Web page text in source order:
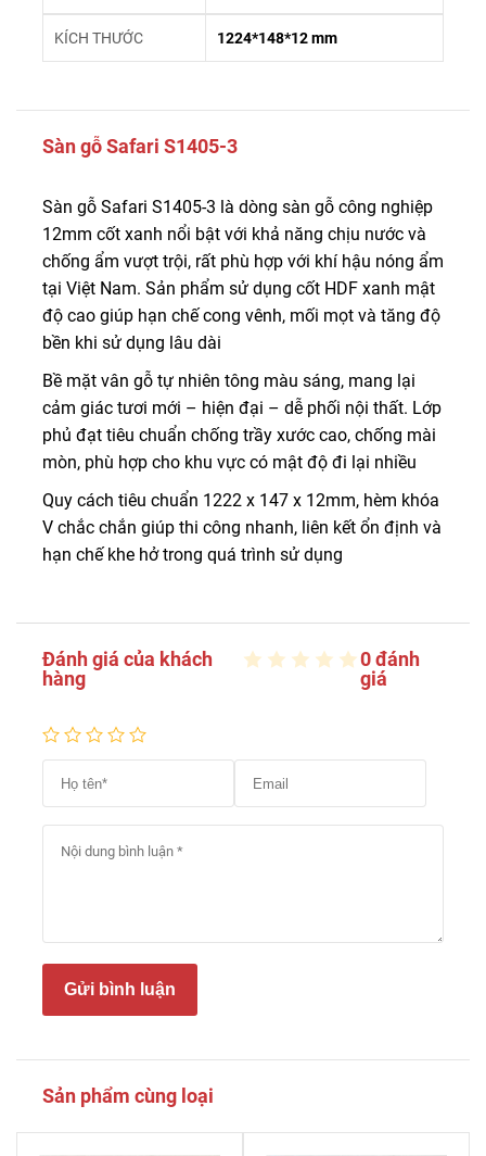
KÍCH THƯỚC 1224*148*12 mm
Sàn gỗ Safari S1405-3
Sàn gỗ Safari S1405-3 là dòng sàn gỗ công nghiệp
12mm cốt xanh nổi bật với khả năng chịu nước và
chống ẩm vượt trội, rất phù hợp với khí hậu nóng ẩm
tại Việt Nam. Sản phẩm sử dụng cốt HDF xanh mật
độ cao giúp hạn chế cong vênh, mối mọt và tăng độ
bền khi sử dụng lâu dài
Bề mặt vân gỗ tự nhiên tông màu sáng, mang lại
cảm giác tươi mới – hiện đại – dễ phối nội thất. Lớp
phủ đạt tiêu chuẩn chống trầy xước cao, chống mài
mòn, phù hợp cho khu vực có mật độ đi lại nhiều
Quy cách tiêu chuẩn 1222 x 147 x 12mm, hèm khóa
V chắc chắn giúp thi công nhanh, liên kết ổn định và
hạn chế khe hở trong quá trình sử dụng
Đánh giá của khách
hàng
0 đánh
giá
Gửi bình luận
Sản phẩm cùng loại